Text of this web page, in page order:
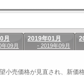
月
09月
2019年01月
- 2019年09月
小売価格が見直され、新価